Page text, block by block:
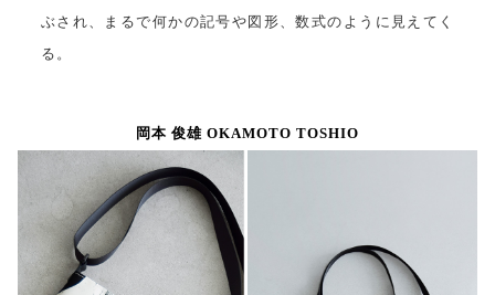
ぶされ、まるで何かの記号や図形、数式のように見えてく
る。
岡本 俊雄 OKAMOTO TOSHIO